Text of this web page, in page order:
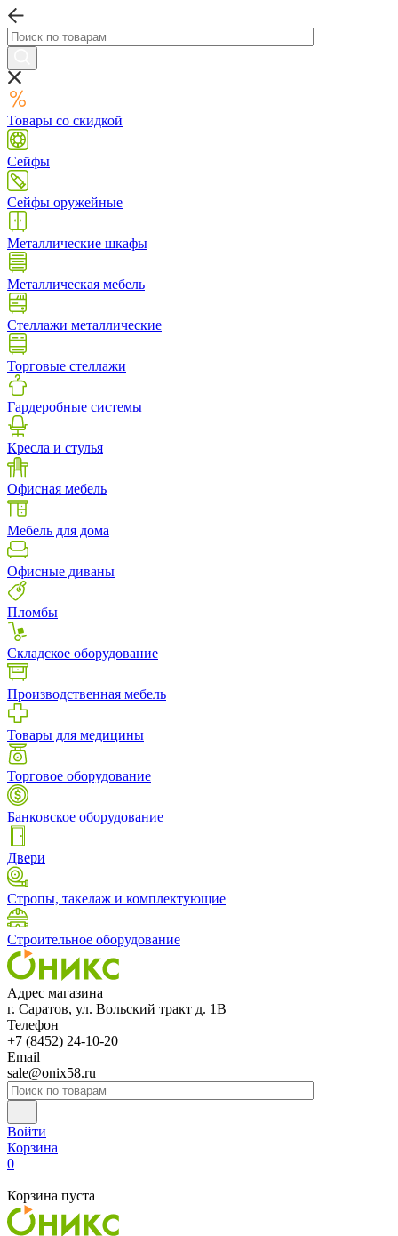
Товары со скидкой
Сейфы
Сейфы оружейные
Металлические шкафы
Металлическая мебель
Стеллажи металлические
Торговые стеллажи
Гардеробные системы
Кресла и стулья
Офисная мебель
Мебель для дома
Офисные диваны
Пломбы
Складское оборудование
Производственная мебель
Товары для медицины
Торговое оборудование
Банковское оборудование
Двери
Стропы, такелаж и комплектующие
Строительное оборудование
Адрес магазина
г. Саратов, ул. Вольский тракт д. 1В
Телефон
+7 (8452) 24-10-20
Email
sale@onix58.ru
Войти
Корзина
0
Корзина пуста